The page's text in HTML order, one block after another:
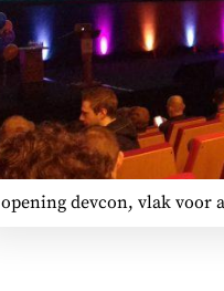
opening devcon, vlak voor